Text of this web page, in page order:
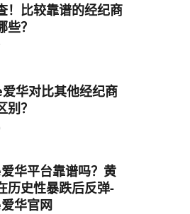
！比较靠谱的经纪商
些？
华对比其他经纪商
？
华平台靠谱吗？黄
历史性暴跌后反弹-
华官网